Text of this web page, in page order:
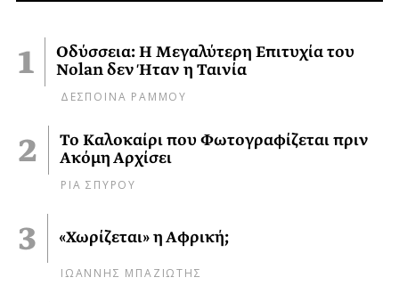
Οδύσσεια: Η Μεγαλύτερη Επιτυχία του
Nolan δεν Ήταν η Ταινία
ΔΕΣΠΟΙΝΑ ΡΑΜΜΟΥ
Το Καλοκαίρι που Φωτογραφίζεται πριν
Ακόμη Αρχίσει
ΡΙΑ ΣΠΥΡΟΥ
«Χωρίζεται» η Αφρική;
ΙΩΑΝΝΗΣ ΜΠΑΖΙΩΤΗΣ